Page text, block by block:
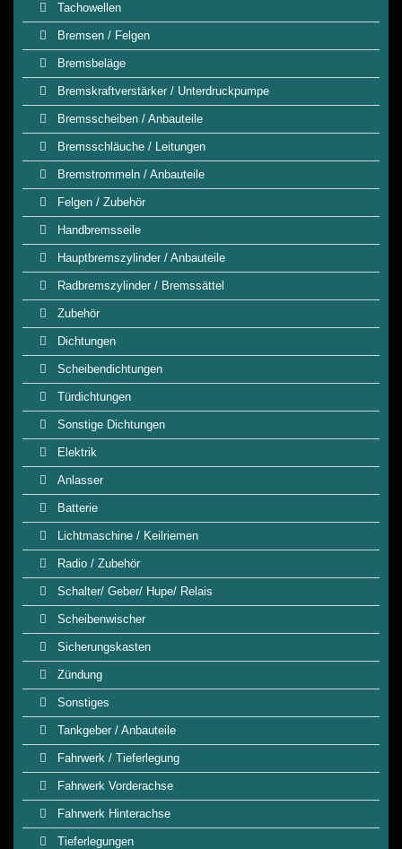
Tachowellen
Bremsen / Felgen
Bremsbeläge
Bremskraftverstärker / Unterdruckpumpe
Bremsscheiben / Anbauteile
Bremsschläuche / Leitungen
Bremstrommeln / Anbauteile
Felgen / Zubehör
Handbremsseile
Hauptbremszylinder / Anbauteile
Radbremszylinder / Bremssättel
Zubehör
Dichtungen
Scheibendichtungen
Türdichtungen
Sonstige Dichtungen
Elektrik
Anlasser
Batterie
Lichtmaschine / Keilriemen
Radio / Zubehör
Schalter/ Geber/ Hupe/ Relais
Scheibenwischer
Sicherungskasten
Zündung
Sonstiges
Tankgeber / Anbauteile
Fahrwerk / Tieferlegung
Fahrwerk Vorderachse
Fahrwerk Hinterachse
Tieferlegungen